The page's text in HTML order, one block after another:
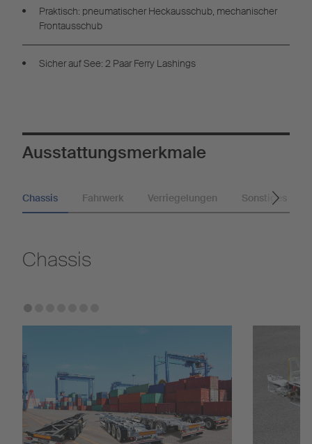
Praktisch: pneumatischer Heckausschub, mechanischer
Frontausschub
Sicher auf See: 2 Paar Ferry Lashings
Ausstattungsmerkmale
Chassis Fahrwerk Verriegelungen Sonstiges
Chassis